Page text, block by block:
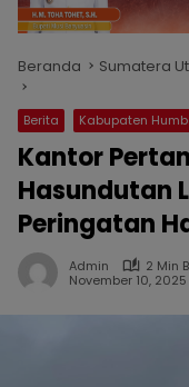
Beranda Sumatera
Berita Kabupaten
Kantor
Hasundutan
Peringatan
Admin
2 Min
November 10, 2025